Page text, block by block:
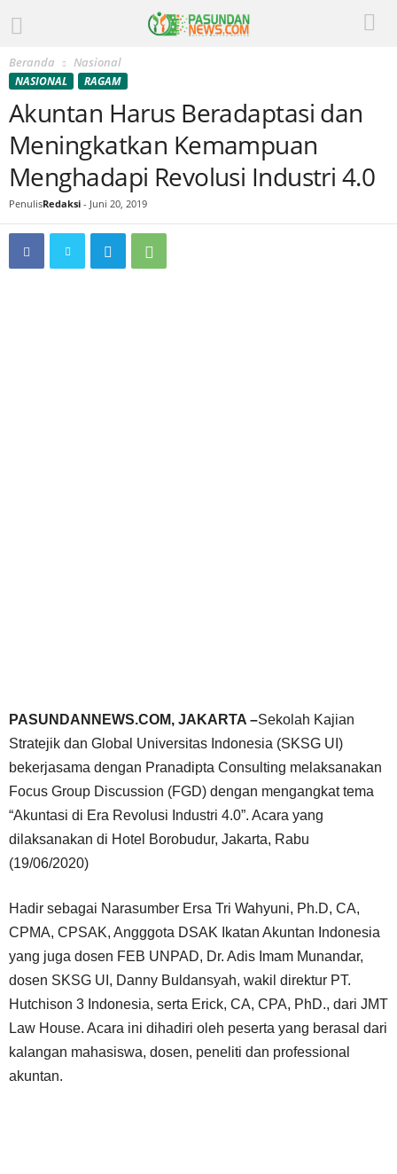
Beranda Nasional
NASIONAL RAGAM
Akuntan Harus Beradaptasi dan
Meningkatkan Kemampuan
Menghadapi Revolusi Industri 4.0
PenulisRedaksi - Juni 20, 2019
PASUNDANNEWS.COM, JAKARTA –Sekolah Kajian
Stratejik dan Global Universitas Indonesia (SKSG UI)
bekerjasama dengan Pranadipta Consulting melaksanakan
Focus Group Discussion (FGD) dengan mengangkat tema
“Akuntasi di Era Revolusi Industri 4.0”. Acara yang
dilaksanakan di Hotel Borobudur, Jakarta, Rabu
(19/06/2020)
Hadir sebagai Narasumber Ersa Tri Wahyuni, Ph.D, CA,
CPMA, CPSAK, Angggota DSAK Ikatan Akuntan Indonesia
yang juga dosen FEB UNPAD, Dr. Adis Imam Munandar,
dosen SKSG UI, Danny Buldansyah, wakil direktur PT.
Hutchison 3 Indonesia, serta Erick, CA, CPA, PhD., dari JMT
Law House. Acara ini dihadiri oleh peserta yang berasal dari
kalangan mahasiswa, dosen, peneliti dan professional
akuntan.